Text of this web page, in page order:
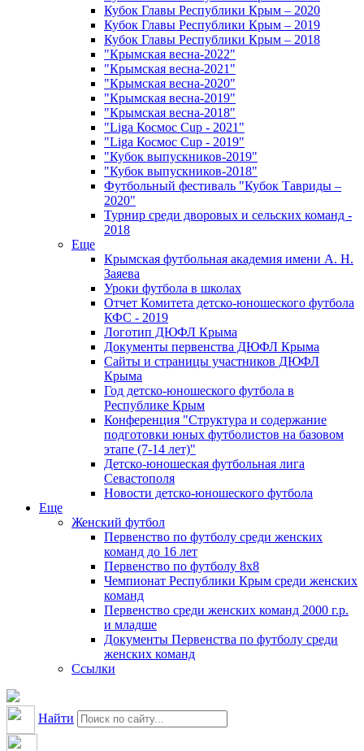
Кубок Главы Республики Крым – 2020
Кубок Главы Республики Крым – 2019
Кубок Главы Республики Крым – 2018
"Крымская весна-2022"
"Крымская весна-2021"
"Крымская весна-2020"
"Крымская весна-2019"
"Крымская весна-2018"
"Liga Космос Cup - 2021"
"Liga Космос Cup - 2019"
"Кубок выпускников-2019"
"Кубок выпускников-2018"
Футбольный фестиваль "Кубок Тавриды –
2020"
Турнир среди дворовых и сельских команд -
2018
Еще
Крымская футбольная академия имени А. Н.
Заяева
Уроки футбола в школах
Отчет Комитета детско-юношеского футбола
КФС - 2019
Логотип ДЮФЛ Крыма
Документы первенства ДЮФЛ Крыма
Сайты и страницы участников ДЮФЛ
Крыма
Год детско-юношеского футбола в
Республике Крым
Конференция "Структура и содержание
подготовки юных футболистов на базовом
этапе (7-14 лет)"
Детско-юношеская футбольная лига
Севастополя
Новости детско-юношеского футбола
Еще
Женский футбол
Первенство по футболу среди женских
команд до 16 лет
Первенство по футболу 8х8
Чемпионат Республики Крым среди женских
команд
Первенство среди женских команд 2000 г.р.
и младше
Документы Первенства по футболу среди
женских команд
Ссылки
Найти